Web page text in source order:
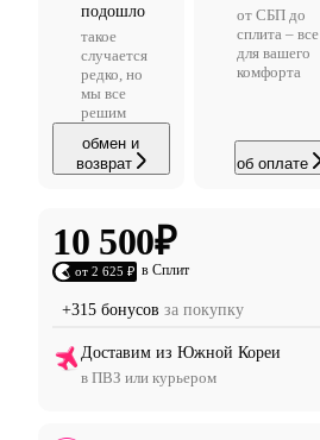
подошло
такое
случается
редко, но
мы все
решим
обмен и
возврат
от СБП до
сплита – все
для вашего
комфорта
об оплате
10 500₽
от 2 625 ₽ в Сплит
+315 бонусов за покупку
Доставим из Южной Кореи
в ПВЗ или курьером